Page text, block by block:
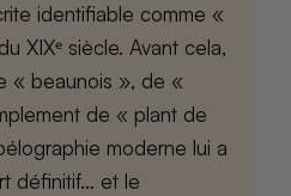
identifiable comme «
XIXᵉ siècle. Avant cela,
« beaunois », de «
de « plant de
moderne lui a
définitif… et le